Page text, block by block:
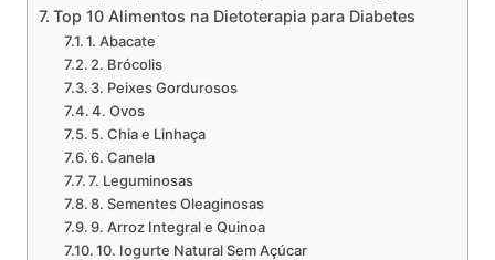
Top 10 Alimentos na Dietoterapia para Diabetes
1. Abacate
2. Brócolis
3. Peixes Gordurosos
4. Ovos
5. Chia e Linhaça
6. Canela
7. Leguminosas
8. Sementes Oleaginosas
9. Arroz Integral e Quinoa
10. Iogurte Natural Sem Açúcar